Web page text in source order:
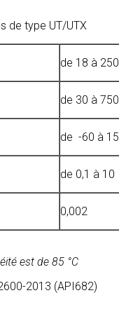
de type UT/UTX
de 18 à 250
de 30 à
de -60 à
de 0,1 à 10
0,002
est de 85 °C
2013 (API682)